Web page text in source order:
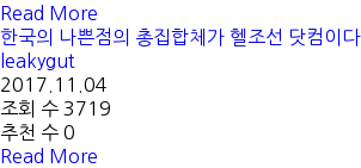
Read More
한국의 나쁜점의 총집합체가 헬조선 닷컴이다
leakygut
2017.11.04
조회 수 3719
추천 수 0
Read More